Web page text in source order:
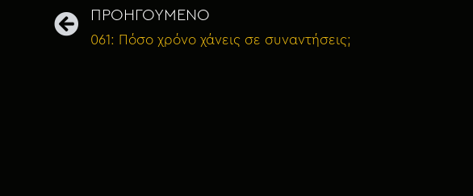
ΠΡΟΗΓΟΥΜΕΝΟ
061: Πόσο χρόνο χάνεις σε συναντήσεις;